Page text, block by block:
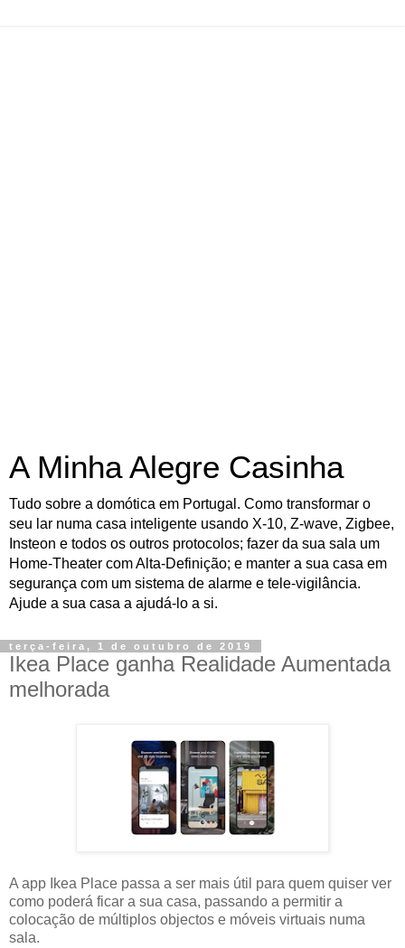
A Minha Alegre Casinha
Tudo sobre a domótica em Portugal. Como transformar o
seu lar numa casa inteligente usando X-10, Z-wave, Zigbee,
Insteon e todos os outros protocolos; fazer da sua sala um
Home-Theater com Alta-Definição; e manter a sua casa em
segurança com um sistema de alarme e tele-vigilância.
Ajude a sua casa a ajudá-lo a si.
terça-feira, 1 de outubro de 2019
Ikea Place ganha Realidade Aumentada
melhorada
A app Ikea Place passa a ser mais útil para quem quiser ver
como poderá ficar a sua casa, passando a permitir a
colocação de múltiplos objectos e móveis virtuais numa
sala.